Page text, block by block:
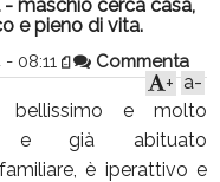
maschio cerca casa,
e pieno di vita.
08:11 Commenta
a-
+
e molto
e già abituato
è iperattivo e